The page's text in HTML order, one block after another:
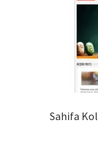
Sahifa